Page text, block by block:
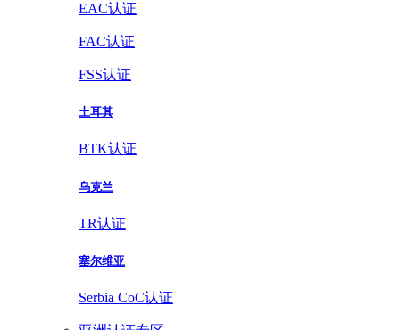
EAC认证
FAC认证
FSS认证
土耳其
BTK认证
乌克兰
TR认证
塞尔维亚
Serbia CoC认证